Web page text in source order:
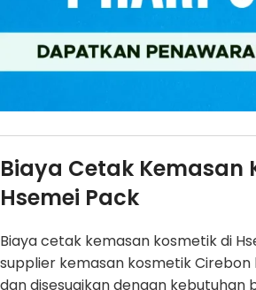
Biaya Cetak Kemasan
Hsemei Pack
Biaya cetak kemasan kosmetik di
supplier kemasan kosmetik
dan disesuaikan dengan kebutuhan